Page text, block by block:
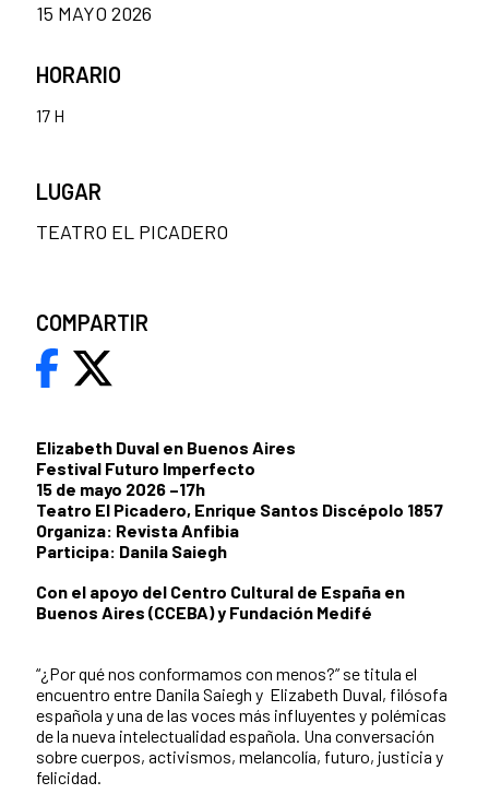
Elizabeth Duval en Buenos Aires
Festival Futuro Imperfecto
15 de mayo 2026 –17h
Teatro El Picadero, Enrique Santos Discépolo 1857
Organiza: Revista Anfibia
Participa: Danila Saiegh
Con el apoyo del Centro Cultural de España en
Buenos Aires (CCEBA) y Fundación Medifé
“¿Por qué nos conformamos con menos?” se titula el
encuentro entre Danila Saiegh y Elizabeth Duval, filósofa
española y una de las voces más influyentes y polémicas
de la nueva intelectualidad española. Una conversación
sobre cuerpos, activismos, melancolía, futuro, justicia y
felicidad.
15 MAYO 2026
HORARIO
17 H
LUGAR
TEATRO EL PICADERO
COMPARTIR